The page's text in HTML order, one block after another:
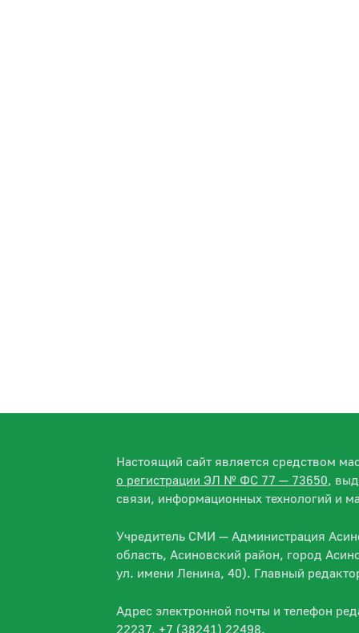
Настоящий сайт является средством
о регистрации ЭЛ № ФС 77 — 73650,
связи, информационных технологий и
Учредитель СМИ — Администрация
область, Асиновский район, город
ул. имени Ленина, 40). Главный
Адрес электронной почты и телефон
22237, +7 (38241) 22498.